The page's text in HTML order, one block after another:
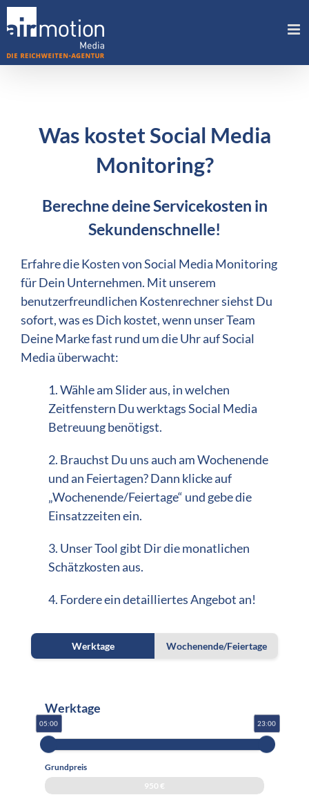
Skip
to
Was kostet Social Media
Monitoring?
Berechne deine Servicekosten in
Sekundenschnelle!
Erfahre die Kosten von Social Media Monitoring
für Dein Unternehmen. Mit unserem
benutzerfreundlichen Kostenrechner siehst Du
sofort, was es Dich kostet, wenn unser Team
Deine Marke fast rund um die Uhr auf Social
Media überwacht:
1. Wähle am Slider aus, in welchen
Zeitfenstern Du werktags Social Media
Betreuung benötigst.
2. Brauchst Du uns auch am Wochenende
und an Feiertagen? Dann klicke auf
„Wochenende/Feiertage“ und gebe die
Einsatzzeiten ein.
3. Unser Tool gibt Dir die monatlichen
Schätzkosten aus.
4. Fordere ein detailliertes Angebot an!
Werktage Wochenende/Feiertage
Werktage
05:00 23:00
Grundpreis
950 €